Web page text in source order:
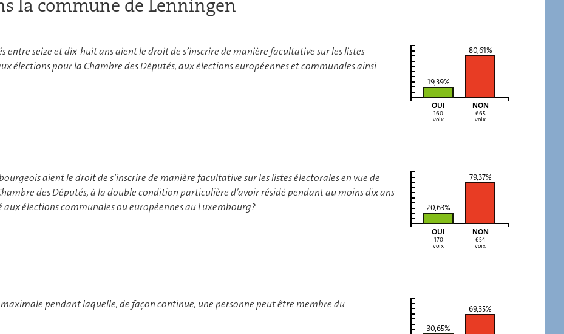
la commune de Lenningen
entre seize et dix-huit ans aient le droit de s’inscrire de manière facultative sur les listes
élections pour la Chambre des Députés, aux élections européennes et communales ainsi
OUI NON
19,39%
160
voix
80,61%
665
voix
aient le droit de s’inscrire de manière facultative sur les listes électorales en vue de
des Députés, à la double condition particulière d’avoir résidé pendant au moins dix ans
élections communales ou européennes au Luxembourg?
OUI NON
20,63%
170
voix
79,37%
654
voix
pendant laquelle, de façon continue, une personne peut être membre du
30,65%
69,35%